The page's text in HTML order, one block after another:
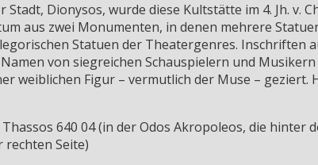
Dionysos, wurde diese Kultstätte im 4. Jh.
aus zwei Monumenten, in denen mehrere
Statuen der Theatergenres.
von siegreichen Schauspielern und
weiblichen Figur – vermutlich der Muse –
640 04 (in der Odos Akropoleos, die
rechten Seite)